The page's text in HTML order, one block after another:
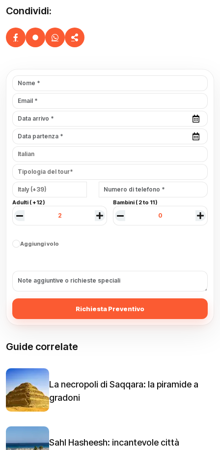
Condividi:
Adulti ( +12 ) Bambini ( 2 to 11 )
Aggiungi volo
Richiesta Preventivo
Guide correlate
La necropoli di Saqqara: la piramide a
gradoni
Sahl Hasheesh: incantevole città